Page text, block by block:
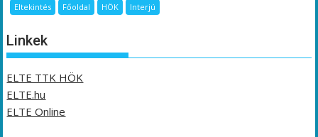
Eltekintés Főoldal HÖK Interjú
Linkek
ELTE TTK HÖK
ELTE.hu
ELTE Online